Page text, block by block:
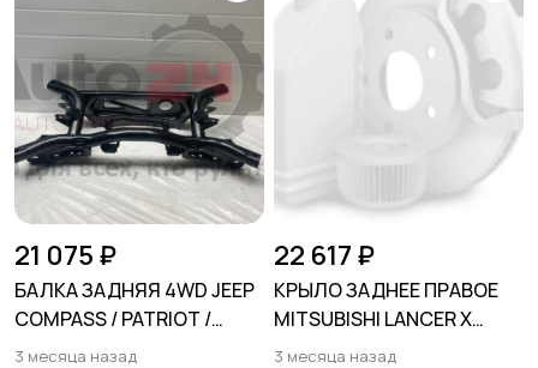
21 075 ₽
БАЛКА ЗАДНЯЯ 4WD JEEP
COMPASS / PATRIOT /
DODGE CALIBER
3 месяца назад
22 617 ₽
КРЫЛО ЗАДНЕЕ ПРАВОЕ
MITSUBISHI LANCER X
2007-2017
3 месяца назад